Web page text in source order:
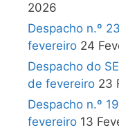
2026
Despacho n.º
fevereiro 24
Despacho do
de fevereiro 23
Despacho n.º
fevereiro 13